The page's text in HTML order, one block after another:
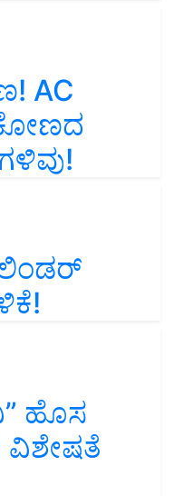
AC
ಹೊಸ
ವಿಶೇಷತೆ